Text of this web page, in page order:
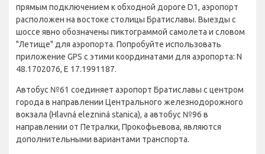
прямым подключением к обходной дороге D1, аэропорт
расположен на востоке столицы Братиславы. Выезды с
шоссе явно обозначены пиктограммой самолета и словом
"Летище" для аэропорта. Попробуйте использовать
приложение GPS с этими координатами для аэропорта: N
48.1702076, E 17.1991187.
Автобус №61 соединяет аэропорт Братиславы с центром
города в направлении Центрального железнодорожного
вокзала (Hlavná elezniná stanica), а автобус №96 в
направлении от Петралки, Прокофьевова, являются
дополнительными вариантами транспорта.